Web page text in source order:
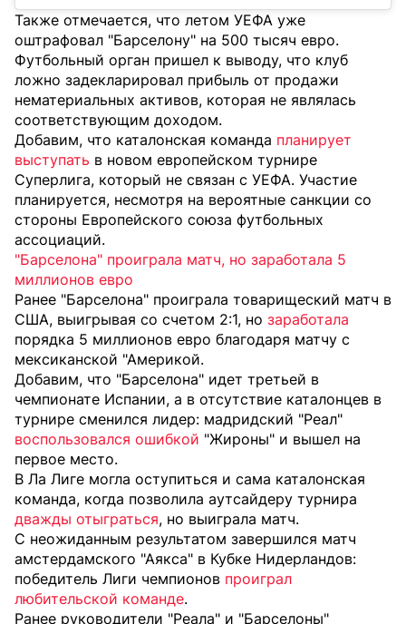
Также отмечается, что летом УЕФА уже
оштрафовал "Барселону" на 500 тысяч евро.
Футбольный орган пришел к выводу, что клуб
ложно задекларировал прибыль от продажи
нематериальных активов, которая не являлась
соответствующим доходом.
Добавим, что каталонская команда планирует
выступать в новом европейском турнире
Суперлига, который не связан с УЕФА. Участие
планируется, несмотря на вероятные санкции со
стороны Европейского союза футбольных
ассоциаций.
"Барселона" проиграла матч, но заработала 5
миллионов евро
Ранее "Барселона" проиграла товарищеский матч в
США, выигрывая со счетом 2:1, но заработала
порядка 5 миллионов евро благодаря матчу с
мексиканской "Америкой.
Добавим, что "Барселона" идет третьей в
чемпионате Испании, а в отсутствие каталонцев в
турнире сменился лидер: мадридский "Реал"
воспользовался ошибкой "Жироны" и вышел на
первое место.
В Ла Лиге могла оступиться и сама каталонская
команда, когда позволила аутсайдеру турнира
дважды отыграться, но выиграла матч.
С неожиданным результатом завершился матч
амстердамского "Аякса" в Кубке Нидерландов:
победитель Лиги чемпионов проиграл
любительской команде.
Ранее руководители "Реала" и "Барселоны"